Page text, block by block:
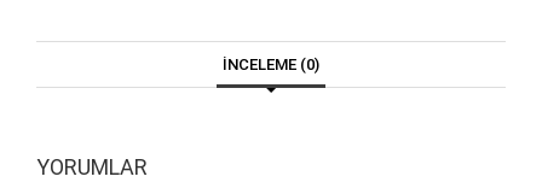
İNCELEME (0)
YORUMLAR